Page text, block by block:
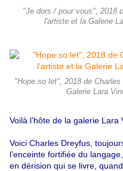
"Je dors / pour vous", 2018
l'artiste et la Galerie
"Hope so let", 2018 de
Galerie Lara
Voilà l’hôte de la galerie
Voici Charles Dreyfus,
l’enceinte fortifiée du
en dérision qui se livre,